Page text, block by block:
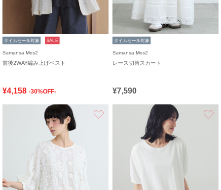
タイムセール対象 SALE
Samansa Mos2
前後2WAY編み上げベスト
¥4,158 -30%OFF-
タイムセール対象
Samansa Mos2
レース切替スカート
¥7,590